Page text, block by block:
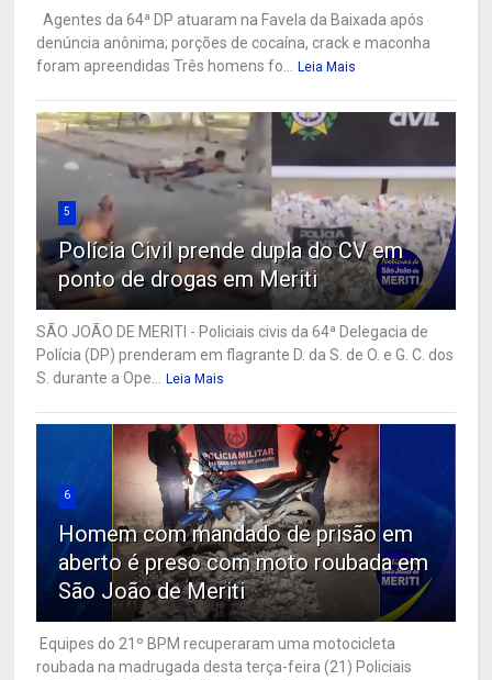
Agentes da 64ª DP atuaram na Favela da Baixada após
denúncia anônima; porções de cocaína, crack e maconha
foram apreendidas Três homens fo... Leia Mais
5
Polícia Civil prende dupla do CV em
ponto de drogas em Meriti
SÃO JOÃO DE MERITI - Policiais civis da 64ª Delegacia de
Polícia (DP) prenderam em flagrante D. da S. de O. e G. C. dos
S. durante a Ope... Leia Mais
6
Homem com mandado de prisão em
aberto é preso com moto roubada em
São João de Meriti
Equipes do 21º BPM recuperaram uma motocicleta
roubada na madrugada desta terça-feira (21) Policiais